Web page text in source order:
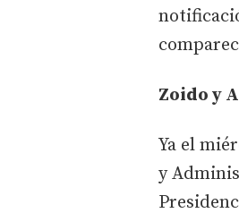
Zoido y
Ya el
y